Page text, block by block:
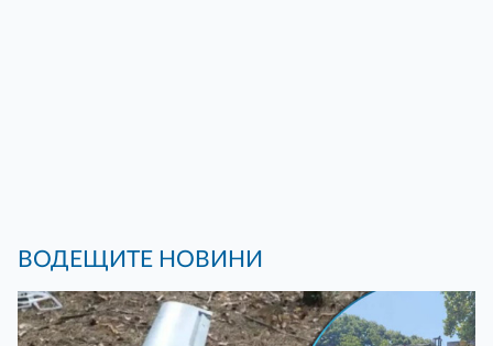
ВОДЕЩИТЕ НОВИНИ